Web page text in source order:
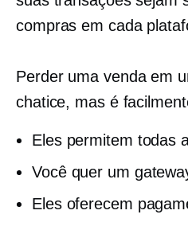
compras em cada
Perder uma venda em
chatice, mas é
Eles permitem todas
Você quer um
Eles oferecem